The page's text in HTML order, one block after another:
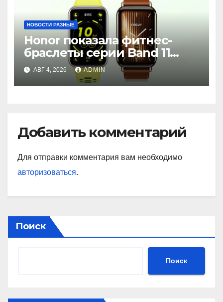
НОВОСТИ РАЗНЫЕ
Honor показала фитнес-
браслеты серии Band 11
с GPS и автономностью до
26 дней
АВГ 4, 2026 ADMIN
Добавить комментарий
Для отправки комментария вам необходимо
авторизоваться.
Поиск
Поиск